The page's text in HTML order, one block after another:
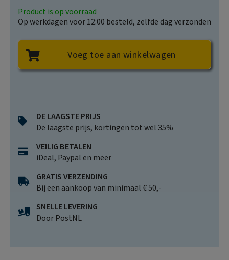
Product is op voorraad
Op werkdagen voor 12:00 besteld, zelfde dag verzonden
Voeg toe aan winkelwagen
DE LAAGSTE PRIJS
De laagste prijs, kortingen tot wel 35%
VEILIG BETALEN
iDeal, Paypal en meer
GRATIS VERZENDING
Bij een aankoop van minimaal € 50,-
SNELLE LEVERING
Door PostNL